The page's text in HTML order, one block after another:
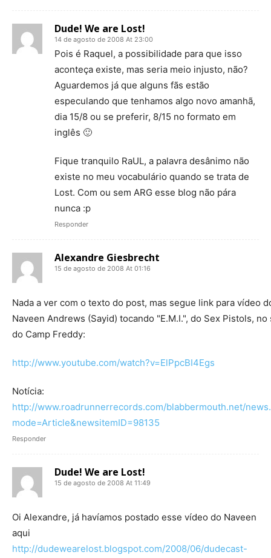
Dude! We are Lost!
14 de agosto de 2008 At 23:00
Pois é Raquel, a possibilidade para que isso
aconteça existe, mas seria meio injusto, não?
Aguardemos já que alguns fãs estão
especulando que tenhamos algo novo amanhã,
dia 15/8 ou se preferir, 8/15 no formato em
inglês 🙂
Fique tranquilo RaUL, a palavra desânimo não
existe no meu vocabulário quando se trata de
Lost. Com ou sem ARG esse blog não pára
nunca :p
Responder
Alexandre Giesbrecht
15 de agosto de 2008 At 01:16
Nada a ver com o texto do post, mas segue link para vídeo
Naveen Andrews (Sayid) tocando "E.M.I.", do Sex Pistols, no
do Camp Freddy:
http://www.youtube.com/watch?v=ElPpcBI4Egs
Notícia:
http://www.roadrunnerrecords.com/blabbermouth.net/
mode=Article&newsitemID=98135
Responder
Dude! We are Lost!
15 de agosto de 2008 At 11:49
Oi Alexandre, já havíamos postado esse vídeo do Naveen
aqui
http://dudewearelost.blogspot.com/2008/06/dudecast-